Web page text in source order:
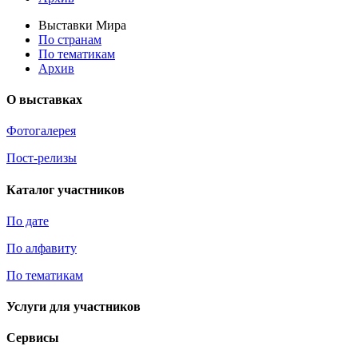
Выставки Мира
По странам
По тематикам
Архив
О выставках
Фотогалерея
Пост-релизы
Каталог участников
По дате
По алфавиту
По тематикам
Услуги для участников
Сервисы